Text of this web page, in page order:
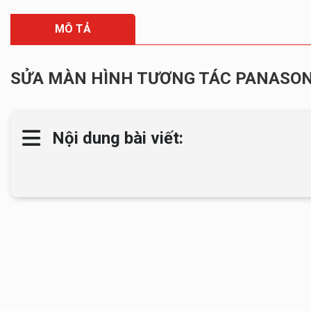
MÔ TẢ
SỬA MÀN HÌNH TƯƠNG TÁC
Nội dung bài viết: